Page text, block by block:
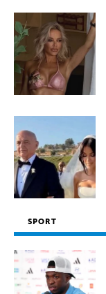
SPORT